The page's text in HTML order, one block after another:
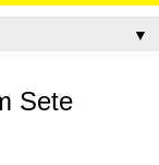
▼
Sete